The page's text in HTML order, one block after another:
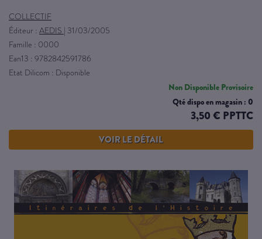
COLLECTIF
Éditeur : AEDIS | 31/03/2005
Famille : 0000
Ean13 : 9782842591786
Etat Dilicom : Disponible
Non Disponible Provisoire
Qté dispo en magasin : 0
3,50 € PPTTC
VOIR LE DÉTAIL